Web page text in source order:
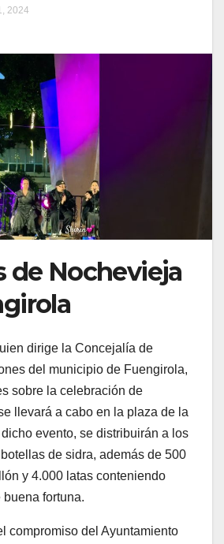
2024
de Nochevieja
dirige la Concejalía de
del municipio de Fuengirola,
sobre la celebración de
llevará a cabo en la plaza de la
evento, se distribuirán a los
de sidra, además de 500
y 4.000 latas conteniendo
fortuna.
compromiso del Ayuntamiento